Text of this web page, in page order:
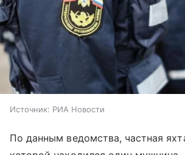
Источник: РИА Новости
По данным ведомства, частная